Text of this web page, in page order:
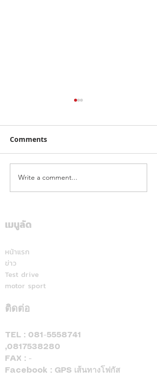
จากคิวบู๊สู่คิวรับรถ! "จา
พนม" เลือก DEEPAL S05
เมื่อพบ EV คู่ใจคันใหม่ที่
องศา
Comments
Write a comment...
เมนูลัด
หน้าแรก
ข่าว
Test drive
motor sport
ติดต่อ
TEL : 081-5558741
,0817538280
FAX : -
Facebook : GPS เส้นทางโฟกัส